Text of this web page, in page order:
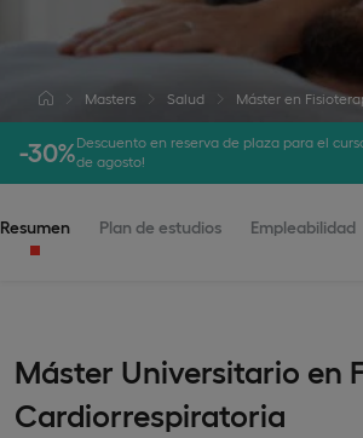
Masters Salud Máster en
-30%Descuento en reserva de plaza para el
de agosto!
Resumen Plan de estudios Empleabilidad
Máster Universitario en
Cardiorrespiratoria